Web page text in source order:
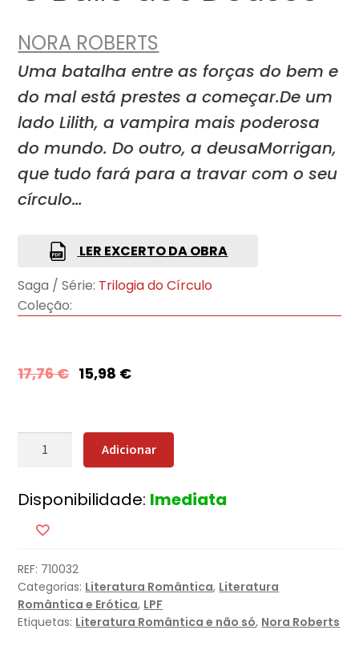
NORA ROBERTS
Uma batalha entre as forças do bem e
do mal está prestes a começar.De um
lado Lilith, a vampira mais poderosa
do mundo. Do outro, a deusaMorrigan,
que tudo fará para a travar com o seu
círculo…
LER EXCERTO DA OBRA
Saga / Série: Trilogia do Círculo
Coleção:
17,76€ 15,98 €
Quantidade
Baile
dos
Deuses
Adicionar
Disponibilidade: Imediata
REF: 710032
Categorias: Literatura Romântica, Literatura
Romântica e Erótica, LPF
Etiquetas: Literatura Romântica e não só, Nora Roberts